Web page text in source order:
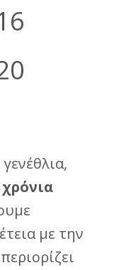
γενέθλια,
με την